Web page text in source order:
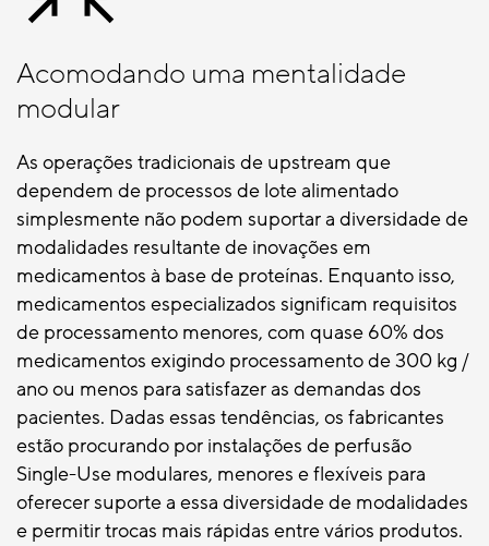
Acomodando uma mentalidade
modular
As operações tradicionais de upstream que
dependem de processos de lote alimentado
simplesmente não podem suportar a diversidade de
modalidades resultante de inovações em
medicamentos à base de proteínas. Enquanto isso,
medicamentos especializados significam requisitos
de processamento menores, com quase 60% dos
medicamentos exigindo processamento de 300 kg /
ano ou menos para satisfazer as demandas dos
pacientes. Dadas essas tendências, os fabricantes
estão procurando por instalações de perfusão
Single-Use modulares, menores e flexíveis para
oferecer suporte a essa diversidade de modalidades
e permitir trocas mais rápidas entre vários produtos.